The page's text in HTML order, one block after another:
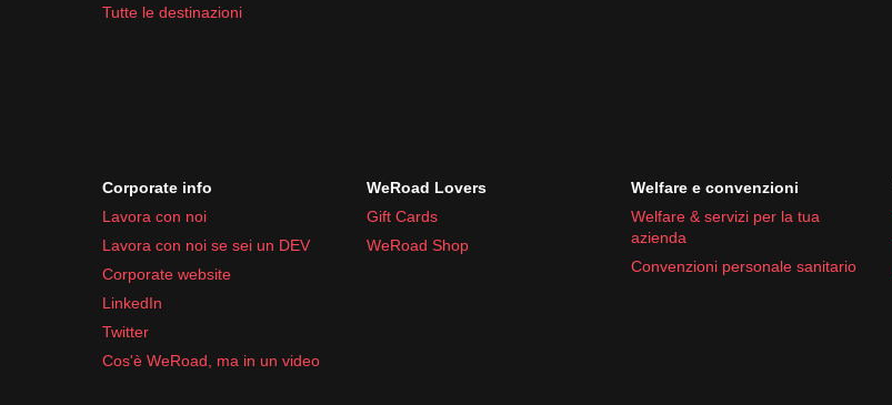
Tutte le destinazioni
Corporate info
Lavora con noi
Lavora con noi se sei un DEV
Corporate website
LinkedIn
Twitter
Cos'è WeRoad, ma in un video
WeRoad Lovers
Gift Cards
WeRoad Shop
Welfare e convenzioni
Welfare & servizi per la tua
azienda
Convenzioni personale sanitario